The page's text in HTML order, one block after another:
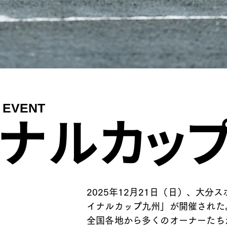
ルカッ
2025年12月21日（日）、大分ス
イナルカップ九州」が開催され
全国各地から多くのオーナーた